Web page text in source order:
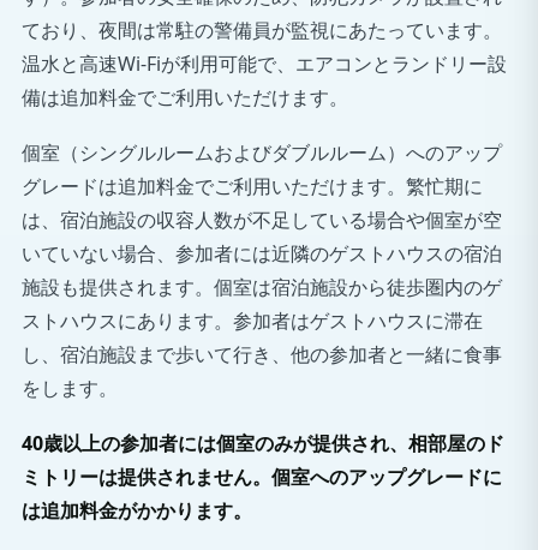
ており、夜間は常駐の警備員が監視にあたっています。
温水と高速Wi-Fiが利用可能で、エアコンとランドリー設
備は追加料金でご利用いただけます。
個室（シングルルームおよびダブルルーム）へのアップ
グレードは追加料金でご利用いただけます。繁忙期に
は、宿泊施設の収容人数が不足している場合や個室が空
いていない場合、参加者には近隣のゲストハウスの宿泊
施設も提供されます。個室は宿泊施設から徒歩圏内のゲ
ストハウスにあります。参加者はゲストハウスに滞在
し、宿泊施設まで歩いて行き、他の参加者と一緒に食事
をします。
40歳以上の参加者には個室のみが提供され、相部屋のド
ミトリーは提供されません。個室へのアップグレードに
は追加料金がかかります。